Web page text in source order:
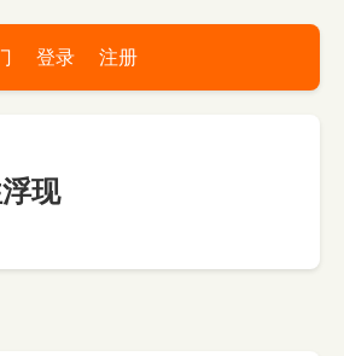
登录 注册
现